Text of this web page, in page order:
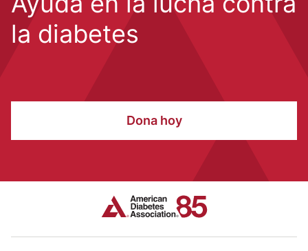
la diabetes
Dona hoy